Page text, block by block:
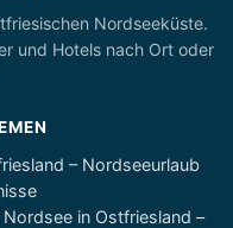
Nordseeküste.
und Hotels nach Ort oder
– Nordseeurlaub
in Ostfriesland –